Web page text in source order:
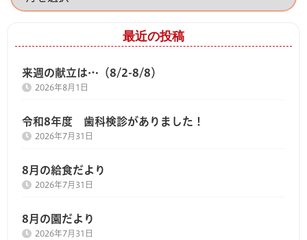
最近の投稿
来週の献立は…（8/2-8/8）
2026年8月1日
令和8年度 歯科検診がありました！
2026年7月31日
8月の給食だより
2026年7月31日
8月の園だより
2026年7月31日